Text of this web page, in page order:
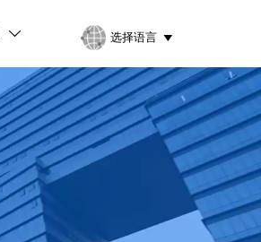
 选择语言 